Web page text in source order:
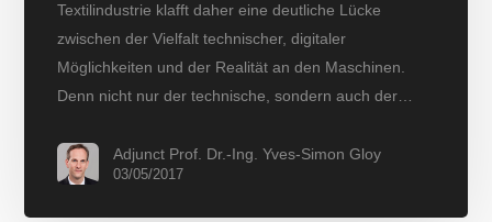
Textilindustrie klafft daher eine deutliche Lücke
zwischen der Vielfalt technischer, digitaler
Möglichkeiten und der Realität an den Maschinen.
Denn nicht nur der technische, sondern auch der…
Adjunct Prof. Dr.-Ing. Yves-Simon Gloy
03/05/2017